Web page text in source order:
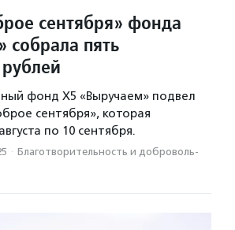
сентября» фонда
собрала пять
фонд Х5 «Выручаем» подвел
сентября», которая
по 10 сентября.
· Благотвори­тель­ность и доброволь­